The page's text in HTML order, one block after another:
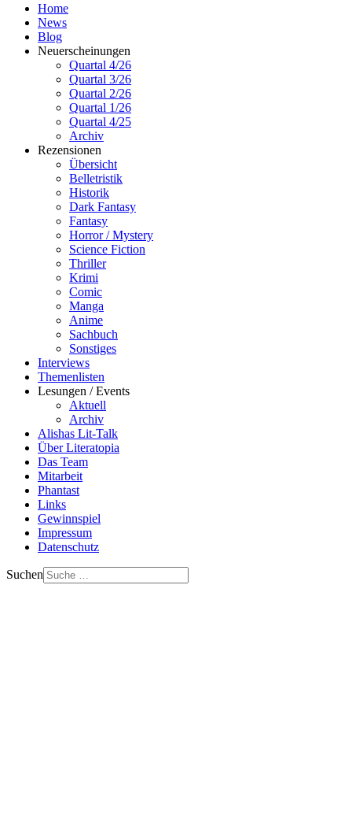
Home
News
Blog
Neuerscheinungen
Quartal 4/26
Quartal 3/26
Quartal 2/26
Quartal 1/26
Quartal 4/25
Archiv
Rezensionen
Übersicht
Belletristik
Historik
Dark Fantasy
Fantasy
Horror / Mystery
Science Fiction
Thriller
Krimi
Comic
Manga
Anime
Sachbuch
Sonstiges
Interviews
Themenlisten
Lesungen / Events
Aktuell
Archiv
Alishas Lit-Talk
Über Literatopia
Das Team
Mitarbeit
Phantast
Links
Gewinnspiel
Impressum
Datenschutz
Suchen